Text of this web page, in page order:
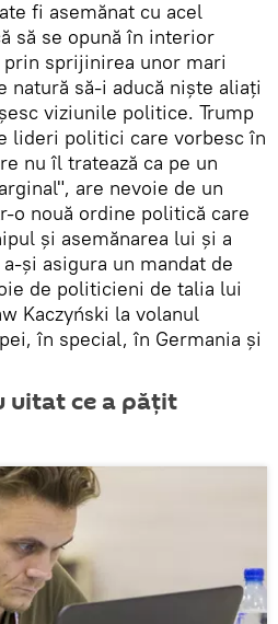
fi asemănat cu acel
să se opună în interior
sprijinirea unor mari
natură să-i aducă niște aliați
viziunile politice. Trump
lideri politici care vorbesc în
nu îl tratează ca pe un
are nevoie de un
o nouă ordine politică care
și asemănarea lui și a
și asigura un mandat de
de politicieni de talia lui
Kaczyński la volanul
în special, în Germania și
uitat ce a pățit